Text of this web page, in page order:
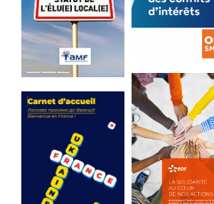
Statut de
l’élu local
Mise à jour avril
2024
FEUILLETER
La
prévention
des conflits
d’intérêts
18 septembre 2023
FEUILLETER